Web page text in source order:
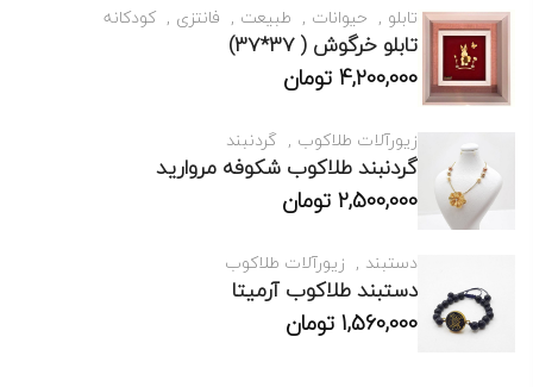
تابلو حیوانات طبیعت فانتزی کودکانه
تابلو خرگوش ( 37*37)
4,200,000تومان
زیورآلات طلاکوب گردنبند
گردنبند طلاکوب شکوفه مروارید
2,500,000تومان
دستبند زیورآلات طلاکوب
دستبند طلاکوب آرمیتا
1,560,000تومان